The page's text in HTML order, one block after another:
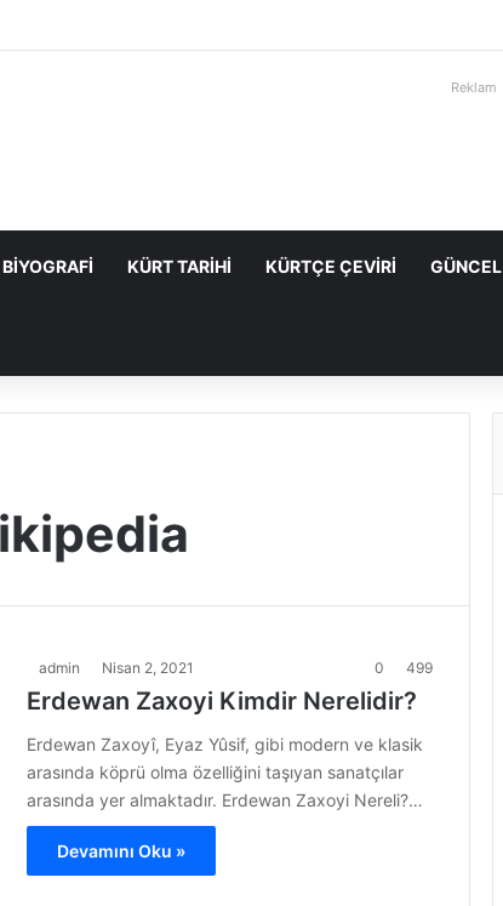
Reklam
BIYOGRAFI KÜRT TARIHI KÜRTÇE ÇEVIRI GÜNCEL
admin Nisan 2, 2021 0 499
Erdewan Zaxoyi Kimdir Nerelidir?
Erdewan Zaxoyî, Eyaz Yûsif, gibi modern ve klasik
arasında köprü olma özelliğini taşıyan sanatçılar
arasında yer almaktadır. Erdewan Zaxoyi Nereli?…
Devamını Oku »